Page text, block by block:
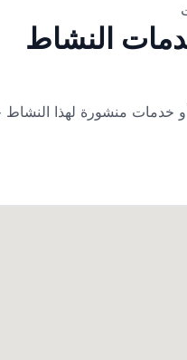
النشاط
خدمات منشورة لهذا النشاط